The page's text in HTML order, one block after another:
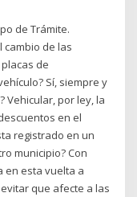
de Trámite.
cambio de las
de
Sí, siempre y
Vehicular, por ley, la
en el
registrado en un
municipio? Con
en esta vuelta a
que afecte a las